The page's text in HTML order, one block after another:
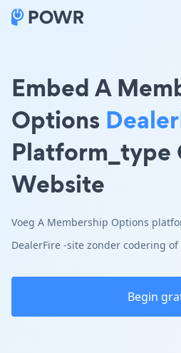
Embed A
Options
Platform_type
Website
Voeg A Membership Options
DealerFire -site zonder codering
Begin